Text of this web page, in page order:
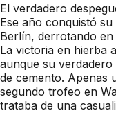
El verdadero
Ese año conquistó
Berlín, derrotando en
La victoria en hierba
aunque su
de cemento. Apenas
segundo trofeo en
trataba de una